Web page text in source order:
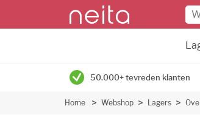
50.000+ tevreden klanten
Home Webshop Lagers